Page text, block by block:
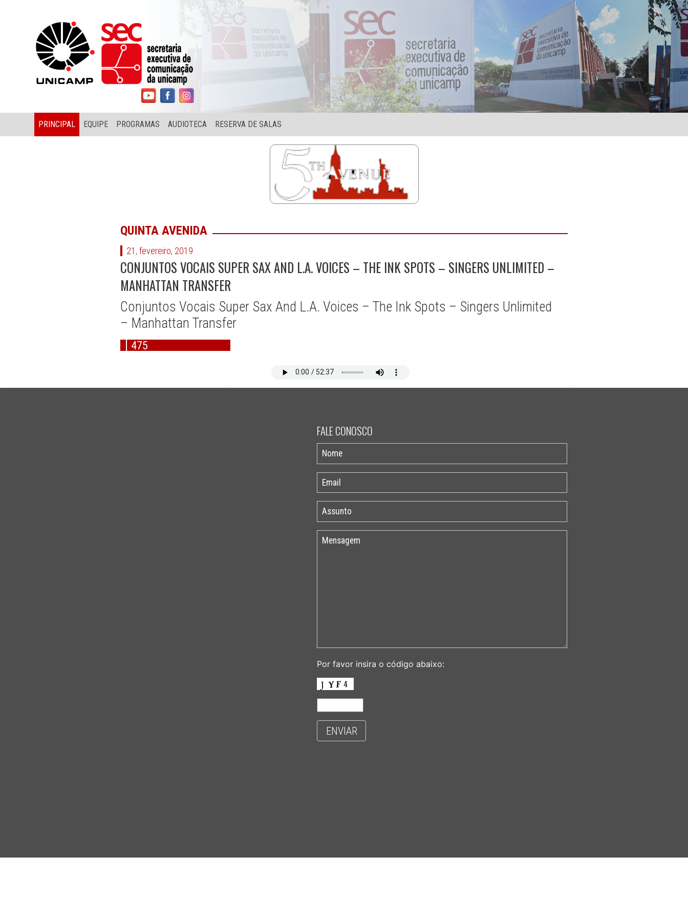
PRINCIPAL EQUIPE PROGRAMAS AUDIOTECA RESERVA DE SALAS
QUINTA AVENIDA
21, fevereiro, 2019
CONJUNTOS VOCAIS SUPER SAX AND L.A. VOICES – THE INK SPOTS – SINGERS UNLIMITED –
MANHATTAN TRANSFER
Conjuntos Vocais Super Sax And L.A. Voices – The Ink Spots – Singers Unlimited
– Manhattan Transfer
475
FALE CONOSCO
Por favor insira o código abaixo:
ENVIAR